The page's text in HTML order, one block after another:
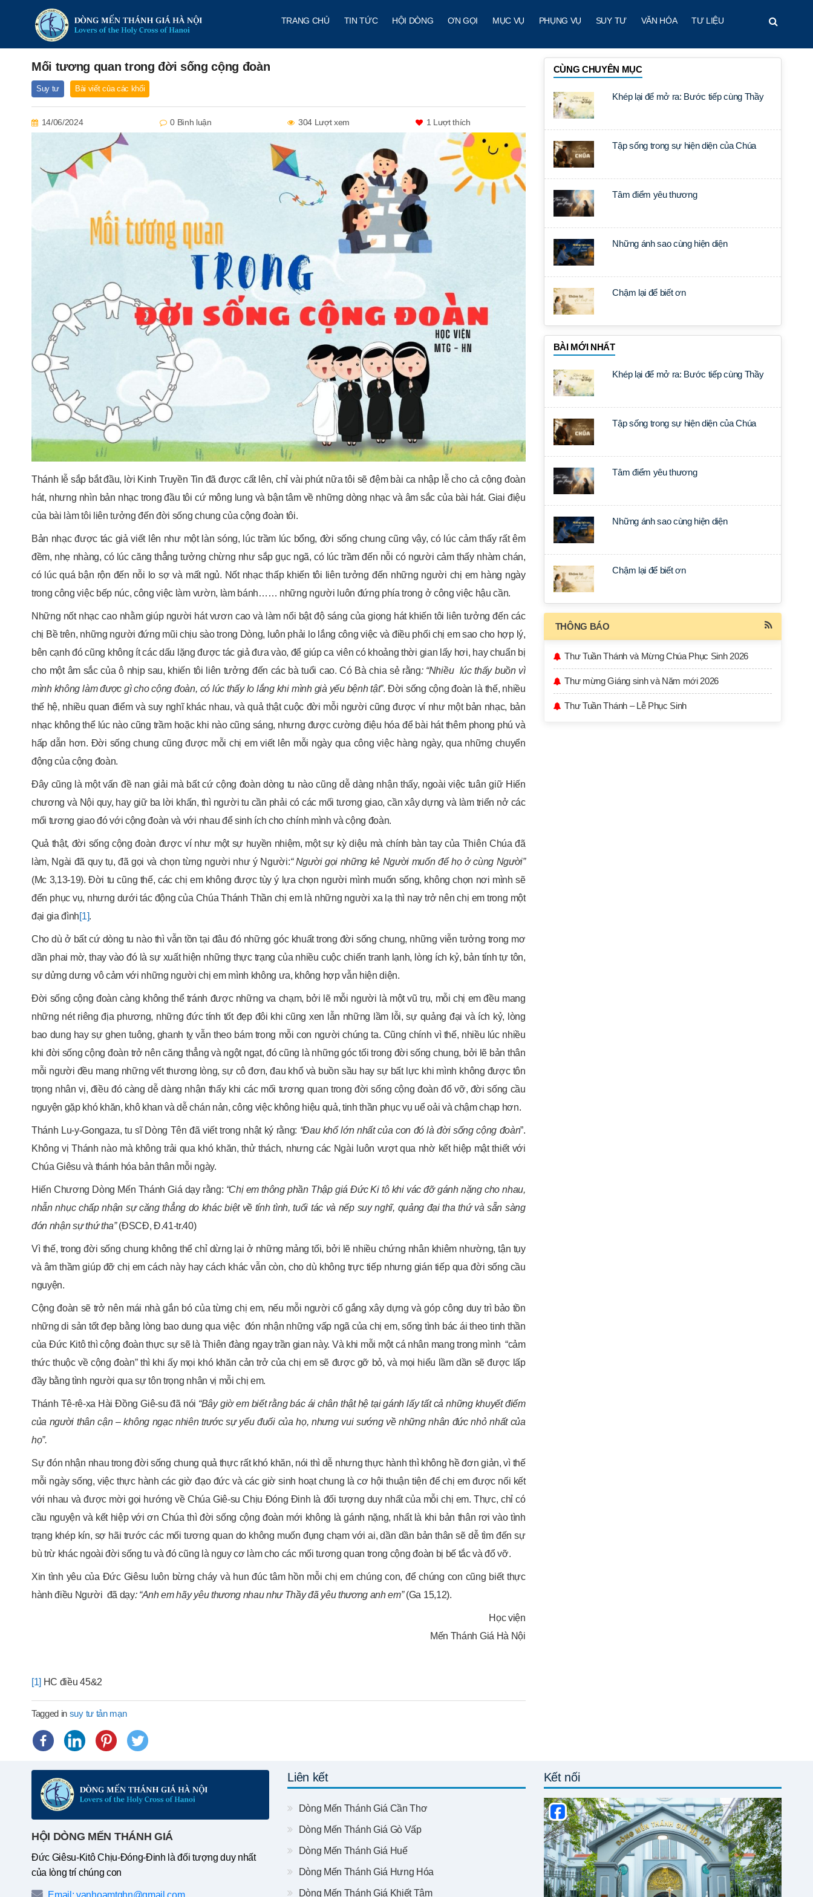
TRANG CHỦ TIN TỨC HỘI DÒNG ƠN GỌI MỤC VỤ PHỤNG VỤ SUY TƯ VĂN HÓA TƯ LIỆU
Mối tương quan trong đời sống cộng đoàn
Suy tư Bài viết của các khối
14/06/2024 0 Bình luận 304 Lượt xem 1 Lượt thích
Thánh lễ sắp bắt đầu, lời Kinh Truyền Tin đã được cất lên, chỉ vài phút nữa tôi sẽ đệm bài ca nhập lễ cho cả cộng đoàn
hát, nhưng nhìn bản nhạc trong đầu tôi cứ mông lung và bận tâm về những dòng nhạc và âm sắc của bài hát. Giai điệu
của bài làm tôi liên tưởng đến đời sống chung của cộng đoàn tôi.
Bản nhạc được tác giả viết lên như một làn sóng, lúc trầm lúc bổng, đời sống chung cũng vậy, có lúc cảm thấy rất êm
đềm, nhẹ nhàng, có lúc căng thẳng tưởng chừng như sắp gục ngã, có lúc trầm đến nỗi có người cảm thấy nhàm chán,
có lúc quá bận rộn đến nỗi lo sợ và mất ngủ. Nốt nhạc thấp khiến tôi liên tưởng đến những người chị em hàng ngày
trong công việc bếp núc, công việc làm vườn, làm bánh…… những người luôn đứng phía trong ở công việc hậu cần.
Những nốt nhạc cao nhằm giúp người hát vươn cao và làm nổi bật độ sáng của giọng hát khiến tôi liên tưởng đến các
chị Bề trên, những người đứng mũi chịu sào trong Dòng, luôn phải lo lắng công việc và điều phối chị em sao cho hợp lý,
bên cạnh đó cũng không ít các dấu lặng được tác giả đưa vào, để giúp ca viên có khoảng thời gian lấy hơi, hay chuẩn bị
cho một âm sắc của ô nhịp sau, khiến tôi liên tưởng đến các bà tuổi cao. Có Bà chia sẻ rằng: “Nhiều lúc thấy buồn vì
mình không làm được gì cho cộng đoàn, có lúc thấy lo lắng khi mình già yếu bệnh tật”. Đời sống cộng đoàn là thế, nhiều
thế hệ, nhiều quan điểm và suy nghĩ khác nhau, và quả thật cuộc đời mỗi người cũng được ví như một bản nhạc, bản
nhạc không thể lúc nào cũng trầm hoặc khi nào cũng sáng, nhưng được cường điệu hóa để bài hát thêm phong phú và
hấp dẫn hơn. Đời sống chung cũng được mỗi chị em viết lên mỗi ngày qua công việc hàng ngày, qua những chuyển
động của cộng đoàn.
Đây cũng là một vấn đề nan giải mà bất cứ cộng đoàn dòng tu nào cũng dễ dàng nhận thấy, ngoài việc tuân giữ Hiến
chương và Nội quy, hay giữ ba lời khấn, thì người tu cần phải có các mối tương giao, cần xây dựng và làm triển nở các
mối tương giao đó với cộng đoàn và với nhau để sinh ích cho chính mình và cộng đoàn.
Quả thật, đời sống cộng đoàn được ví như một sự huyền nhiệm, một sự kỳ diệu mà chính bàn tay của Thiên Chúa đã
làm, Ngài đã quy tụ, đã gọi và chọn từng người như ý Người:“ Người gọi những kẻ Người muốn để họ ở cùng Người”
(Mc 3,13-19). Đời tu cũng thế, các chị em không được tùy ý lựa chọn người mình muốn sống, không chọn nơi mình sẽ
đến phục vụ, nhưng dưới tác động của Chúa Thánh Thần chị em là những người xa lạ thì nay trở nên chị em trong một
đại gia đình[1].
Cho dù ở bất cứ dòng tu nào thì vẫn tồn tại đâu đó những góc khuất trong đời sống chung, những viễn tưởng trong mơ
dần phai mờ, thay vào đó là sự xuất hiện những thực trạng của nhiều cuộc chiến tranh lạnh, lòng ích kỷ, bản tính tự tôn,
sự dửng dưng vô cảm với những người chị em mình không ưa, không hợp vẫn hiện diện.
Đời sống cộng đoàn càng không thể tránh được những va chạm, bởi lẽ mỗi người là một vũ trụ, mỗi chị em đều mang
những nét riêng địa phương, những đức tính tốt đẹp đôi khi cũng xen lẫn những lầm lỗi, sự quảng đại và ích kỷ, lòng
bao dung hay sự ghen tuông, ghanh tỵ vẫn theo bám trong mỗi con người chúng ta. Cũng chính vì thế, nhiều lúc nhiều
khi đời sống cộng đoàn trở nên căng thẳng và ngột ngạt, đó cũng là những góc tối trong đời sống chung, bởi lẽ bản thân
mỗi người đều mang những vết thương lòng, sự cô đơn, đau khổ và buồn sầu hay sự bất lực khi mình không được tôn
trọng nhân vị, điều đó càng dễ dàng nhận thấy khi các mối tương quan trong đời sống cộng đoàn đổ vỡ, đời sống cầu
nguyện gặp khó khăn, khô khan và dễ chán nản, công việc không hiệu quả, tinh thần phục vụ uể oải và chậm chạp hơn.
Thánh Lu-y-Gongaza, tu sĩ Dòng Tên đã viết trong nhật ký rằng: “Đau khổ lớn nhất của con đó là đời sống cộng đoàn”.
Không vị Thánh nào mà không trải qua khó khăn, thử thách, nhưng các Ngài luôn vượt qua nhờ kết hiệp mật thiết với
Chúa Giêsu và thánh hóa bản thân mỗi ngày.
Hiến Chương Dòng Mến Thánh Giá dạy rằng: “Chị em thông phần Thập giá Đức Ki tô khi vác đỡ gánh nặng cho nhau,
nhẫn nhục chấp nhận sự căng thẳng do khác biệt về tính tình, tuổi tác và nếp suy nghĩ, quảng đại tha thứ và sẵn sàng
đón nhận sự thứ tha”(ĐSCĐ, Đ.41-tr.40)
Vì thế, trong đời sống chung không thể chỉ dừng lại ở những mảng tối, bởi lẽ nhiều chứng nhân khiêm nhường, tận tụy
và âm thầm giúp đỡ chị em cách này hay cách khác vẫn còn, cho dù không trực tiếp nhưng gián tiếp qua đời sống cầu
nguyện.
Cộng đoàn sẽ trở nên mái nhà gắn bó của từng chị em, nếu mỗi người cố gắng xây dựng và góp công duy trì bảo tồn
những di sản tốt đẹp bằng lòng bao dung qua việc đón nhận những vấp ngã của chị em, sống tình bác ái theo tinh thần
của Đức Kitô thì cộng đoàn thực sự sẽ là Thiên đàng ngay trần gian này. Và khi mỗi một cá nhân mang trong mình “cảm
thức thuộc về cộng đoàn” thì khi ấy mọi khó khăn cản trở của chị em sẽ được gỡ bỏ, và mọi hiểu lầm dần sẽ được lấp
đầy bằng tình người qua sự tôn trọng nhân vị mỗi chị em.
Thánh Tê-rê-xa Hài Đồng Giê-su đã nói “Bây giờ em biết rằng bác ái chân thật hệ tại gánh lấy tất cả những khuyết điểm
của người thân cận – không ngạc nhiên trước sự yếu đuối của họ, nhưng vui sướng về những nhân đức nhỏ nhất của
họ”.
Sự đón nhận nhau trong đời sống chung quả thực rất khó khăn, nói thì dễ nhưng thực hành thì không hề đơn giản, vì thế
mỗi ngày sống, việc thực hành các giờ đạo đức và các giờ sinh hoạt chung là cơ hội thuận tiện để chị em được nối kết
với nhau và được mời gọi hướng về Chúa Giê-su Chịu Đóng Đinh là đối tượng duy nhất của mỗi chị em. Thực, chỉ có
cầu nguyện và kết hiệp với ơn Chúa thì đời sống cộng đoàn mới không là gánh nặng, nhất là khi bản thân rơi vào tình
trạng khép kín, sợ hãi trước các mối tương quan do không muốn đụng chạm với ai, dần dần bản thân sẽ dễ tìm đến sự
bù trừ khác ngoài đời sống tu và đó cũng là nguy cơ làm cho các mối tương quan trong cộng đoàn bị bế tắc và đổ vỡ.
Xin tình yêu của Đức Giêsu luôn bừng cháy và hun đúc tâm hồn mỗi chị em chúng con, để chúng con cũng biết thực
hành điều Người đã dạy: “Anh em hãy yêu thương nhau như Thầy đã yêu thương anh em”(Ga 15,12).
Học viện
Mến Thánh Giá Hà Nội
[1] HC điều 45&2
Tagged in suy tư tản mạn
CÙNG CHUYÊN MỤC
Khép lại để mở ra: Bước tiếp cùng Thầy
Tập sống trong sự hiện diện của Chúa
Tâm điểm yêu thương
Những ánh sao cùng hiện diện
Chậm lại để biết ơn
BÀI MỚI NHẤT
Khép lại để mở ra: Bước tiếp cùng Thầy
Tập sống trong sự hiện diện của Chúa
Tâm điểm yêu thương
Những ánh sao cùng hiện diện
Chậm lại để biết ơn
THÔNG BÁO
Thư Tuần Thánh và Mừng Chúa Phục Sinh 2026
Thư mừng Giáng sinh và Năm mới 2026
Thư Tuần Thánh – Lễ Phục Sinh
HỘI DÒNG MẾN THÁNH GIÁ
Đức Giêsu-Kitô Chịu-Đóng-Đinh là đối tượng duy nhất
của lòng trí chúng con
Email: vanhoamtghn@gmail.com
Liên kết
Dòng Mến Thánh Giá Cần Thơ
Dòng Mến Thánh Giá Gò Vấp
Dòng Mến Thánh Giá Huế
Dòng Mến Thánh Giá Hưng Hóa
Dòng Mến Thánh Giá Khiết Tâm
Kết nối